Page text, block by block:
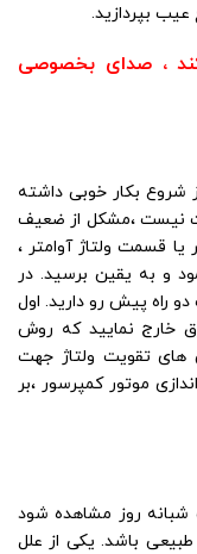
بپردازید.
، صدای بخصوصی
شروع بکار خوبی داشته
نیست ،مشکل از ضعیف
یا قسمت ولتاژ آوامتر ،
و به یقین برسید. در
راه پیش رو دارید. اول
خارج نمایید که روش
تقویت ولتاژ جهت
موتور کمپرسور ،بر
روز مشاهده شود
طبیعی باشد. یکی از علل